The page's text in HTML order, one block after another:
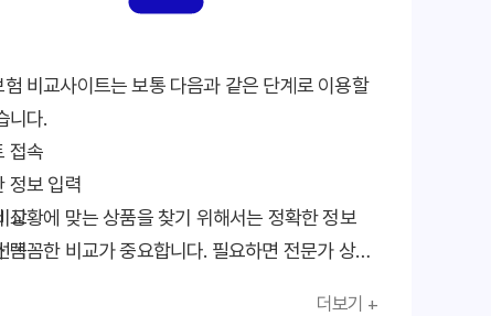
험 비교사이트는 보통 다음과 같은 단계로 이용할
니다.
접속
정보 입력
교
택
상황에 맞는 상품을 찾기 위해서는 정확한 정보
꼼꼼한 비교가 중요합니다. 필요하면 전문가 상담
더보기 +